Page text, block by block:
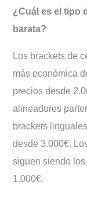
¿Cuál es el tipo
barata?
Los brackets de
más económica
precios desde
alineadores
brackets
desde 3.000€.
siguen siendo
1.000€.